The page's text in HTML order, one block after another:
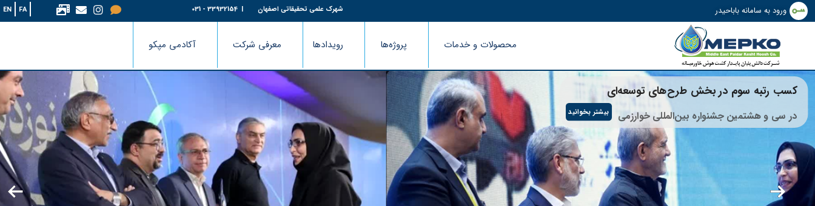
ورود به سامانه باباحیدر شهرک علمی تحقیقاتی اصفهان | 33932154 - 031
FA
EN
محصولات و خدمات پروژه‌ها رویدادها معرفی شرکت آکادمی مپکو
کسب رتبه سوم در بخش طرح‌های توسعه‌ای
بیشتر بخوانید در سی و هشتمین جشنواره بین‌المللی خوارزمی